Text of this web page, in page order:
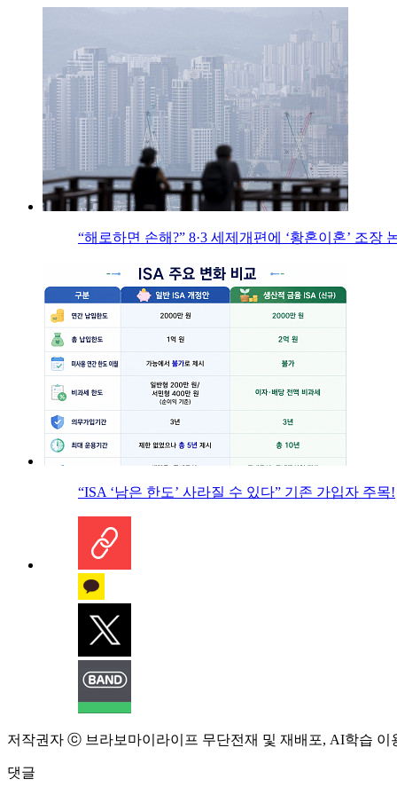
“해로하면 손해?” 8·3 세제개편에 ‘황혼이혼’ 조장
“ISA ‘남은 한도’ 사라질 수 있다” 기존 가입자 주목!
저작권자 ⓒ 브라보마이라이프 무단전재 및 재배포, AI학습 이
댓글